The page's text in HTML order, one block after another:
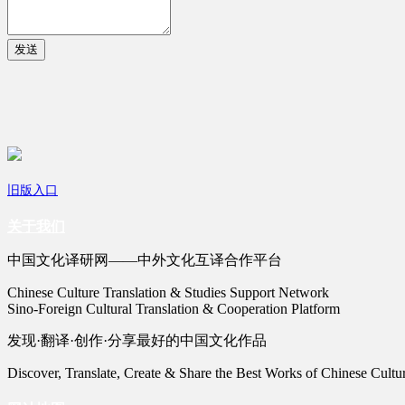
发送
旧版入口
中国文化译研网——中外文化互译合作平台
Chinese Culture Translation & Studies Support Network
Sino-Foreign Cultural Translation & Cooperation Platform
发现·翻译·创作·分享最好的中国文化作品
Discover, Translate, Create & Share the Best Works of Chinese